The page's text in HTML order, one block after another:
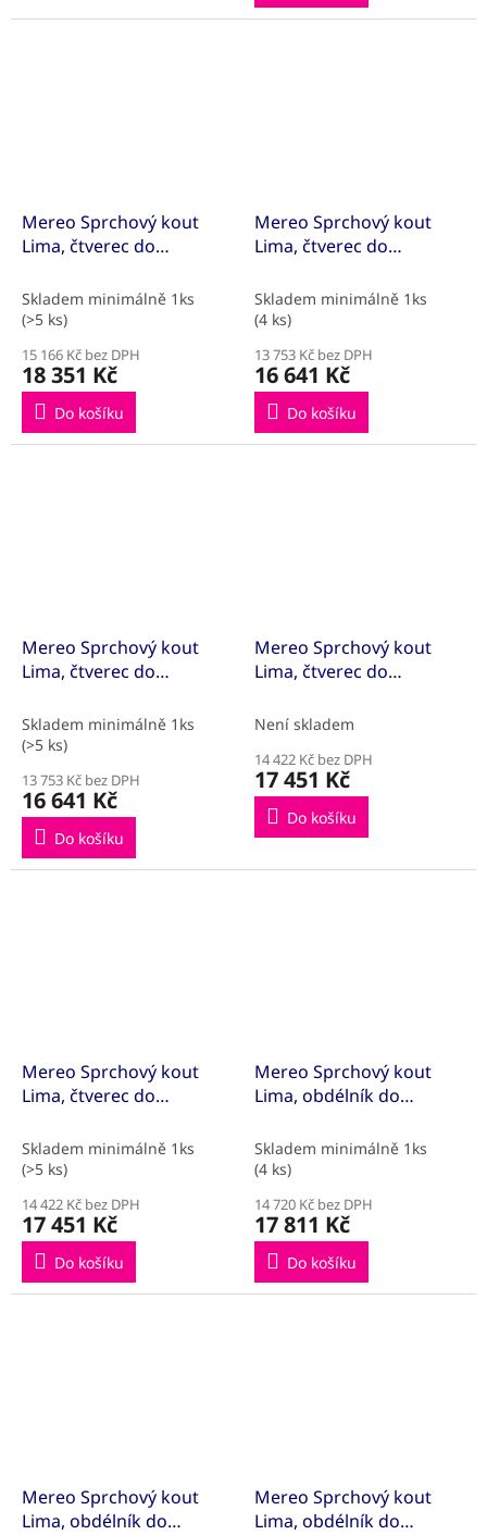
Mereo Sprchový kout
Lima, čtverec do
100x100x100 cm, chrom
ALU, sklo Point
Skladem minimálně 1ks
(>5 ks)
15 166 Kč bez DPH
18 351 Kč
Do košíku
Mereo Sprchový kout
Lima, čtverec do
80x80x80 cm, chrom ALU,
sklo Čiré
Skladem minimálně 1ks
(4 ks)
13 753 Kč bez DPH
16 641 Kč
Do košíku
Mereo Sprchový kout
Lima, čtverec do
80x80x80 cm, chrom ALU,
sklo Point
Skladem minimálně 1ks
(>5 ks)
13 753 Kč bez DPH
16 641 Kč
Do košíku
Mereo Sprchový kout
Lima, čtverec do
90x90x90 cm, chrom ALU,
Není skladem
14 422 Kč bez DPH
17 451 Kč
Do košíku
Mereo Sprchový kout
Lima, čtverec do
90x90x90 cm, chrom ALU,
sklo Point
Skladem minimálně 1ks
(>5 ks)
14 422 Kč bez DPH
17 451 Kč
Do košíku
Mereo Sprchový kout
Lima, obdélník do
100x80x100 cm, chrom
ALU, sklo Čiré
Skladem minimálně 1ks
(4 ks)
14 720 Kč bez DPH
17 811 Kč
Do košíku
Mereo Sprchový kout
Lima, obdélník do
Mereo Sprchový kout
Lima, obdélník do